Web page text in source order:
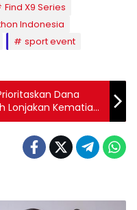
Find X9 Series
Indonesia
sport event
Dana
Lonjakan Kematian